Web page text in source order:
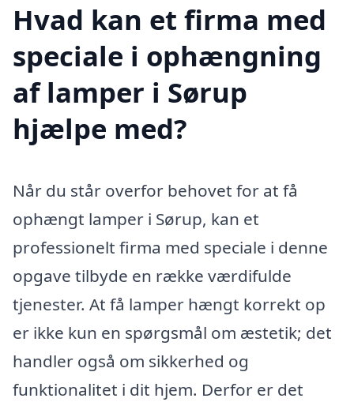
Hvad kan et firma med
speciale i ophængning
af lamper i Sørup
hjælpe med?
Når du står overfor behovet for at få
ophængt lamper i Sørup, kan et
professionelt firma med speciale i denne
opgave tilbyde en række værdifulde
tjenester. At få lamper hængt korrekt op
er ikke kun en spørgsmål om æstetik; det
handler også om sikkerhed og
funktionalitet i dit hjem. Derfor er det